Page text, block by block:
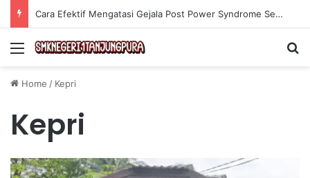
Cara Efektif Mengatasi Gejala Post Power Syndrome Setelah Pensiun Kerja
Menu
Home / Kepri
Kepri